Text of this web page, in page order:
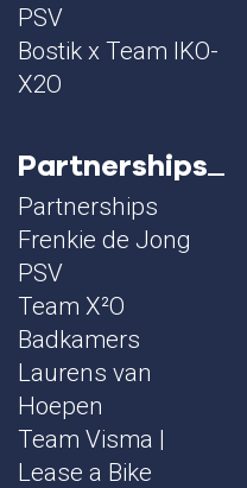
PSV
Bostik x Team IKO-
X2O
Partnerships
Partnerships
Frenkie de Jong
PSV
Team X²O
Badkamers
Laurens van
Hoepen
Team Visma |
Lease a Bike